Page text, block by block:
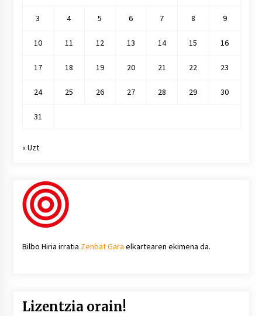
3 4 5 6 7 8 9
10 11 12 13 14 15 16
17 18 19 20 21 22 23
24 25 26 27 28 29 30
31
« Uzt
Bilbo Hiria irratia Zenbat Gara elkartearen ekimena da.
Lizentzia orain!